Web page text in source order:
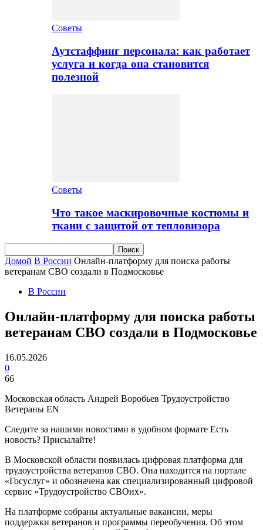
Советы
Аутстаффинг персонала: как работает
услуга и когда она становится
полезной
Советы
Что такое маскировочные костюмы и
ткани с защитой от тепловизора
Домой В России Онлайн-платформу для поиска работы
ветеранам СВО создали в Подмосковье
В России
Онлайн-платформу для поиска работы
ветеранам СВО создали в Подмосковье
16.05.2026
0
66
Московская область Андрей Воробьев Трудоустройство
Ветераны EN
Следите за нашими новостями в удобном формате Есть
новость? Присылайте!
В Московской области появилась цифровая платформа для
трудоустройства ветеранов СВО. Она находится на портале
«Госуслуг» и обозначена как специализированный цифровой
сервис «Трудоустройство СВОих».
На платформе собраны актуальные вакансии, меры
поддержки ветеранов и программы переобучения. Об этом